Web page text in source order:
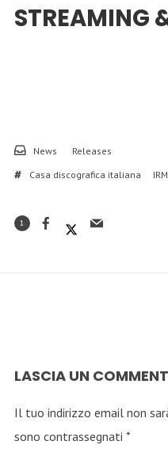
STREAMING
News
Releases
Casa discografica italiana
1
LASCIA UN
Il tuo indirizzo email non
sono contrassegnati *